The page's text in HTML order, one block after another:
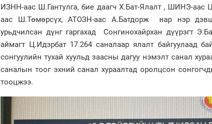
ИЗНН-аас Ш.Гантулга, бие даагч Х.Бат-Ялалт , ШИНЭ-аас
аас Ш.Төмөрсүх, АТОЗН-аас А.Батдорж нар нэр
урьдчилсан дүнг гаргахад Сонгинохайрхан дүүрэгт
аймагт Ц.Идэрбат 17.264 саналаар ялалт байгуулаад
сонгуулийн тухай хуульд заасны дагуу нэмэлт санал
саналын тоог эхний санал хураалтад оролцсон
тооцжээ.